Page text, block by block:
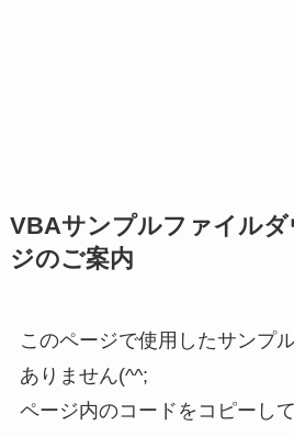
VBAサンプルファイル
ジのご案内
このページで使用したサンプ
ありません(^^;
ページ内のコードをコピーし